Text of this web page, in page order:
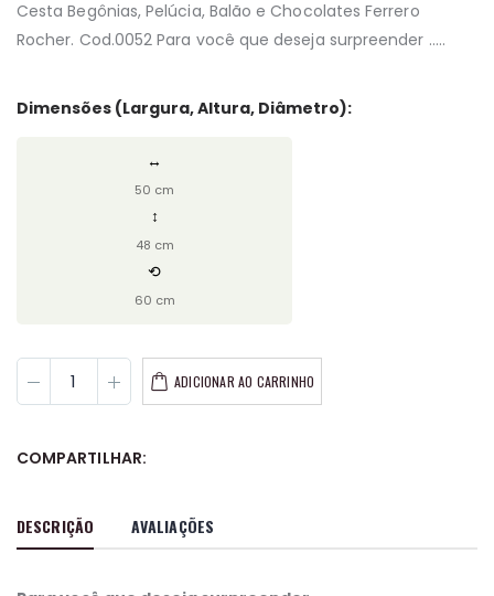
Cesta Begônias, Pelúcia, Balão e Chocolates Ferrero
Rocher. Cod.0052 Para você que deseja surpreender .....
Dimensões (Largura, Altura, Diâmetro):
↔
50 cm
↕
48 cm
⟲
60 cm
ADICIONAR AO CARRINHO
COMPARTILHAR:
DESCRIÇÃO AVALIAÇÕES